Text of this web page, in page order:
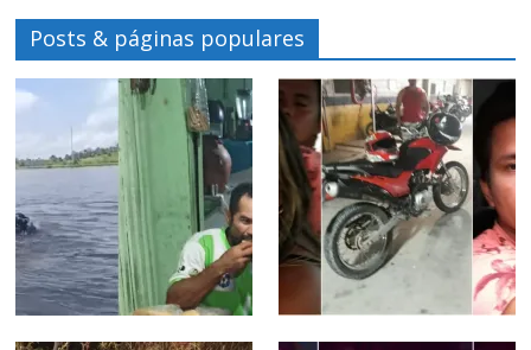
Posts & páginas populares